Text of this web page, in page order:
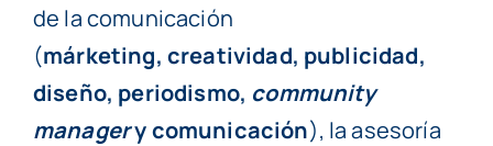
de la comunicación
(márketing, creatividad, publicidad,
diseño, periodismo, community
managery comunicación), la asesoría